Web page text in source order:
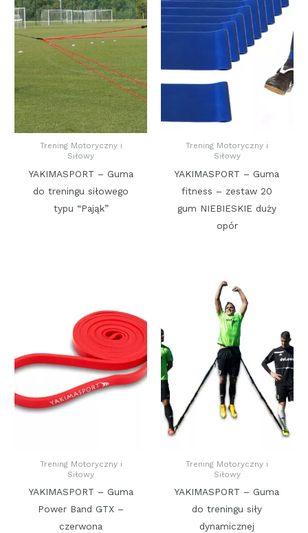
Trening Motoryczny i
Siłowy
YAKIMASPORT – Guma
do treningu siłowego
typu “Pająk”
Trening Motoryczny i
Siłowy
YAKIMASPORT – Guma
fitness – zestaw 20
gum NIEBIESKIE duży
opór
Trening Motoryczny i
Siłowy
YAKIMASPORT – Guma
Power Band GTX –
czerwona
Trening Motoryczny i
Siłowy
YAKIMASPORT – Guma
do treningu siły
dynamicznej